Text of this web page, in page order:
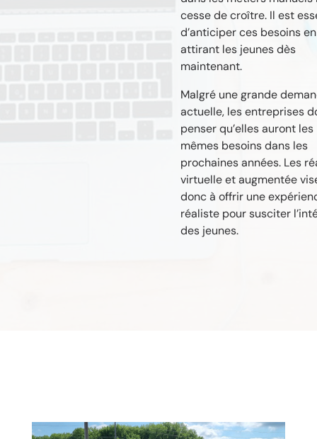
cesse de croître. Il est
d’anticiper ces besoins en
attirant les jeunes dès
maintenant.
Malgré une grande
actuelle, les entreprises
penser qu’elles auront les
mêmes besoins dans les
prochaines années. Les
virtuelle et augmentée
donc à offrir une
réaliste pour susciter
des jeunes.